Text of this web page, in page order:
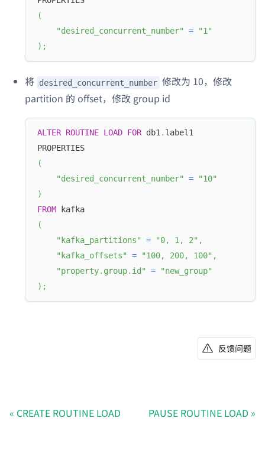
(
"desired_concurrent_number"
=
"1"
) ;
将 desired_concurrent_number 修改为 10，修改
partition 的 offset，修改 group id
ALTER ROUTINE LOAD FOR db1 . label1
PROPERTIES
(
"desired_concurrent_number"
=
"10"
)
FROM kafka
(
"kafka_partitions"
= "0, 1, 2" ,
"kafka_offsets"
= "100, 200, 100" ,
"property.group.id"
=
"new_group"
) ;
反馈问题
CREATE ROUTINE LOAD PAUSE ROUTINE LOAD